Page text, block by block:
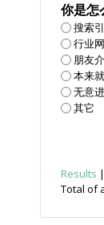
你是怎
搜索
行业
朋友
本来
无意
其它
Results |
Total of